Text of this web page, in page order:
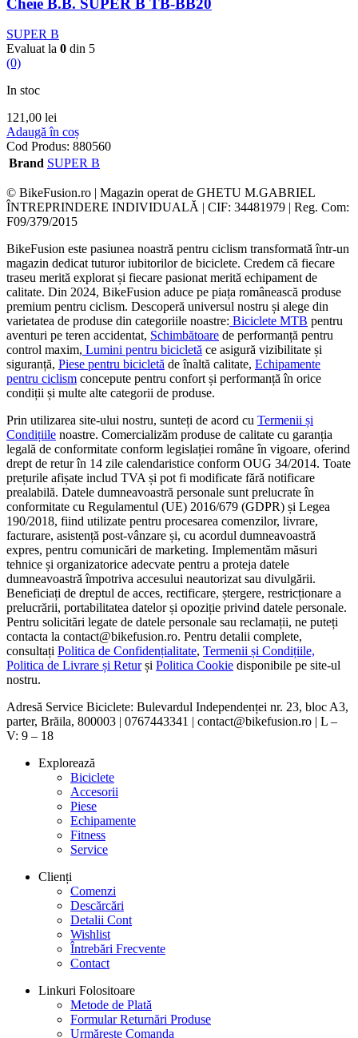
Cheie B.B. SUPER B TB-BB20
SUPER B
Evaluat la 0 din 5
(0)
In stoc
121,00 lei
Adaugă în coș
Cod Produs: 880560
Brand SUPER B
© BikeFusion.ro | Magazin operat de GHETU M.GABRIEL
ÎNTREPRINDERE INDIVIDUALĂ | CIF: 34481979 | Reg. Com:
F09/379/2015
BikeFusion este pasiunea noastră pentru ciclism transformată într-un
magazin dedicat tuturor iubitorilor de biciclete. Credem că fiecare
traseu merită explorat și fiecare pasionat merită echipament de
calitate. Din 2024, BikeFusion aduce pe piața românească produse
premium pentru ciclism. Descoperă universul nostru și alege din
varietatea de produse din categoriile noastre: Biciclete MTB pentru
aventuri pe teren accidentat, Schimbătoare de performanță pentru
control maxim, Lumini pentru bicicletă ce asigură vizibilitate și
siguranță, Piese pentru bicicletă de înaltă calitate, Echipamente
pentru ciclism concepute pentru confort și performanță în orice
condiții și multe alte categorii de produse.
Prin utilizarea site-ului nostru, sunteți de acord cu Termenii și
Condițiile noastre. Comercializăm produse de calitate cu garanția
legală de conformitate conform legislației române în vigoare, oferind
drept de retur în 14 zile calendaristice conform OUG 34/2014. Toate
prețurile afișate includ TVA și pot fi modificate fără notificare
prealabilă. Datele dumneavoastră personale sunt prelucrate în
conformitate cu Regulamentul (UE) 2016/679 (GDPR) și Legea
190/2018, fiind utilizate pentru procesarea comenzilor, livrare,
facturare, asistență post-vânzare și, cu acordul dumneavoastră
expres, pentru comunicări de marketing. Implementăm măsuri
tehnice și organizatorice adecvate pentru a proteja datele
dumneavoastră împotriva accesului neautorizat sau divulgării.
Beneficiați de dreptul de acces, rectificare, ștergere, restricționare a
prelucrării, portabilitatea datelor și opoziție privind datele personale.
Pentru solicitări legate de datele personale sau reclamații, ne puteți
contacta la contact@bikefusion.ro. Pentru detalii complete,
consultați Politica de Confidențialitate, Termenii și Condițiile,
Politica de Livrare și Returși Politica Cookie disponibile pe site-ul
nostru.
Adresă Service Biciclete: Bulevardul Independenței nr. 23, bloc A3,
parter, Brăila, 800003 | 0767443341 | contact@bikefusion.ro | L –
V: 9 – 18
Explorează
Biciclete
Accesorii
Piese
Echipamente
Fitness
Service
Clienți
Comenzi
Descărcări
Detalii Cont
Wishlist
Întrebări Frecvente
Contact
Linkuri Folositoare
Metode de Plată
Formular Returnări Produse
Urmărește Comanda